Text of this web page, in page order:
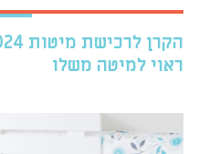
ראוי למיטה משלו